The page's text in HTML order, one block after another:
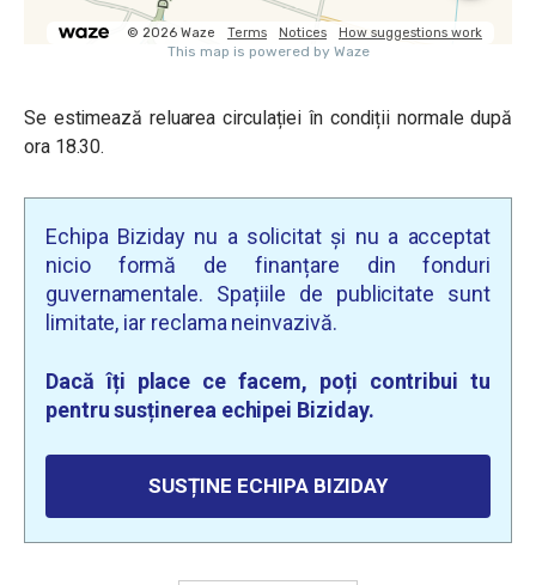
Se estimează reluarea circulației în condiții normale după
ora 18.30.
Echipa Biziday nu a solicitat și nu a acceptat
nicio formă de finanțare din fonduri
guvernamentale. Spațiile de publicitate sunt
limitate, iar reclama neinvazivă.
Dacă îți place ce facem, poți contribui tu
pentru susținerea echipei Biziday.
SUSȚINE ECHIPA BIZIDAY